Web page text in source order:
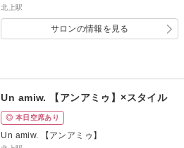
北上駅
サロンの情報を見る
Un amiw. 【アンアミゥ】×スタイル
◎ 本日空席あり
Un amiw. 【アンアミゥ】